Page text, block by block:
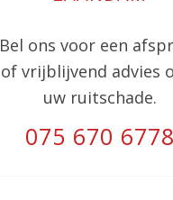
Bel ons voor een
of vrijblijvend advies
uw ruitschade.
075 670 6778